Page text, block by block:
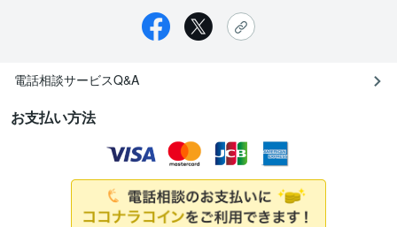
電話相談サービスQ&A
お支払い方法